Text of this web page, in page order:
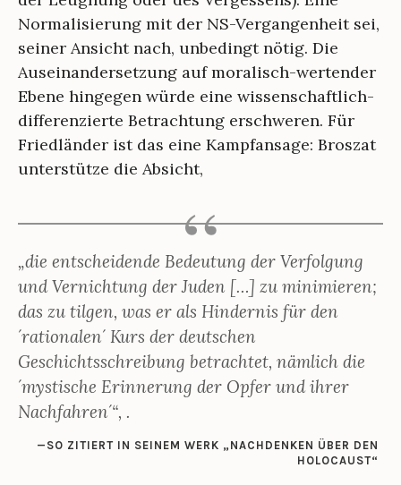
Normalisierung mit der NS-Vergangenheit sei,
seiner Ansicht nach, unbedingt nötig. Die
Auseinandersetzung auf moralisch-wertender
Ebene hingegen würde eine wissenschaftlich-
differenzierte Betrachtung erschweren. Für
Friedländer ist das eine Kampfansage: Broszat
unterstütze die Absicht,
„die entscheidende Bedeutung der Verfolgung
und Vernichtung der Juden […] zu minimieren;
das zu tilgen, was er als Hindernis für den
´rationalen´ Kurs der deutschen
Geschichtsschreibung betrachtet, nämlich die
´mystische Erinnerung der Opfer und ihrer
Nachfahren´“, .
SO ZITIERT IN SEINEM WERK „NACHDENKEN ÜBER DEN
HOLOCAUST“